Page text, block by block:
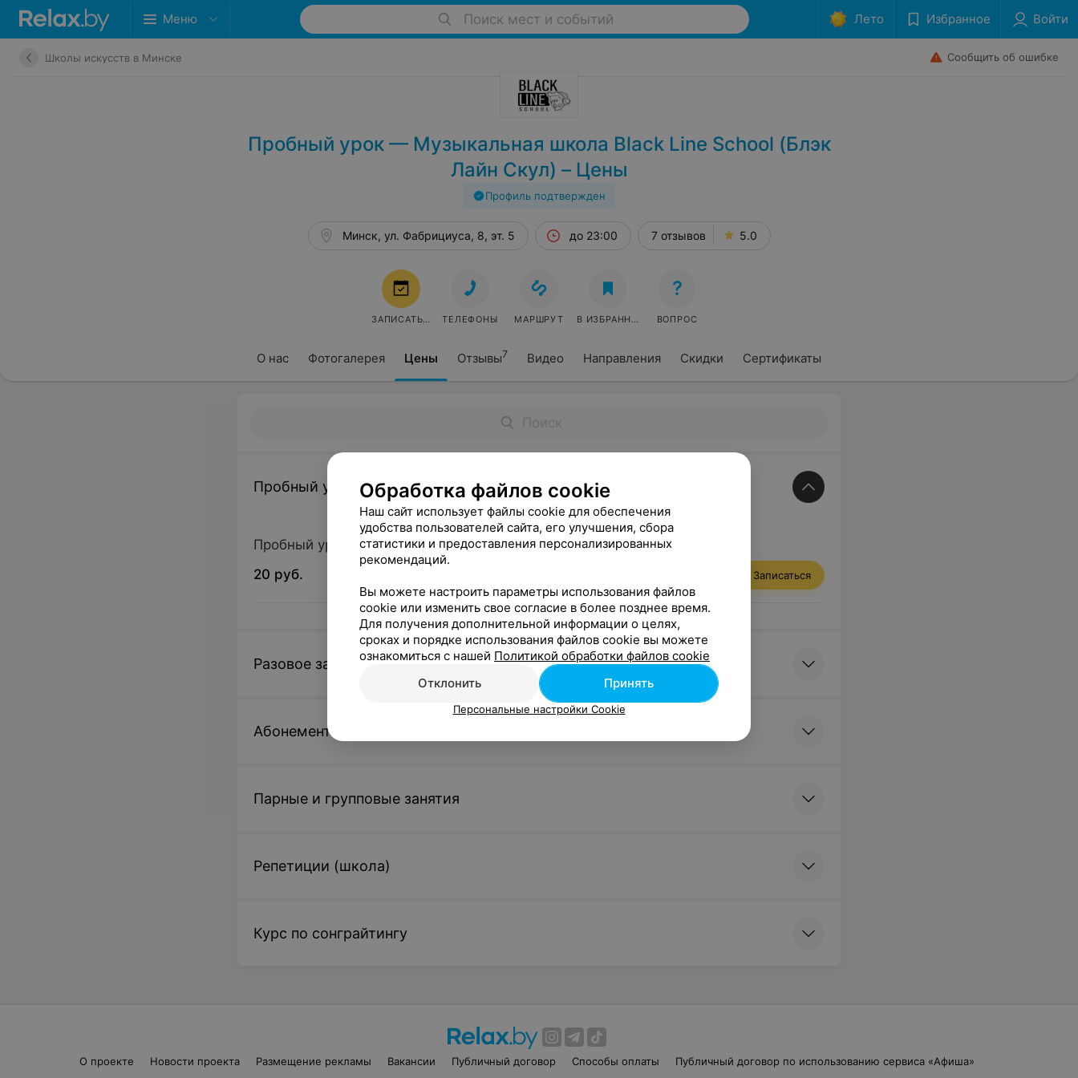
Меню Поиск мест и событий Лето Избранное Войти
Школы искусств в Минске Сообщить об ошибке
Пробный урок — Музыкальная школа Black Line School (Блэк
Лайн Скул) – Цены
Профиль подтвержден
О нас Фотогалерея Цены Отзывы7 Видео Направления Скидки Сертификаты
Минск, ул. Фабрициуса, 8, эт. 5 до 23:00 7 отзывов 5.0
ЗАПИСАТЬСЯ ТЕЛЕФОНЫ МАРШРУТ В ИЗБРАННОЕ ВОПРОС
Пробный урок
Пробный урок в музыкальной школе
20 руб.
Записаться
Разовое занятие
Абонементы
Парные и групповые занятия
Репетиции (школа)
Курс по сонграйтингу
О проекте Новости проекта Размещение рекламы Вакансии Публичный договор Способы оплаты
Публичный договор по использованию сервиса «Афиша»
Обработка файлов cookie
Наш сайт использует файлы cookie для обеспечения
удобства пользователей сайта, его улучшения, сбора
статистики и предоставления персонализированных
рекомендаций.
Вы можете настроить параметры использования файлов
cookie или изменить свое согласие в более позднее время.
Для получения дополнительной информации о целях,
сроках и порядке использования файлов cookie вы можете
ознакомиться с нашей Политикой обработки файлов cookie
Отклонить
Принять
Персональные настройки Cookie